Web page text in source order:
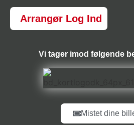
Arrangør Log Ind
Vi tager imod følgende
Mistet dine